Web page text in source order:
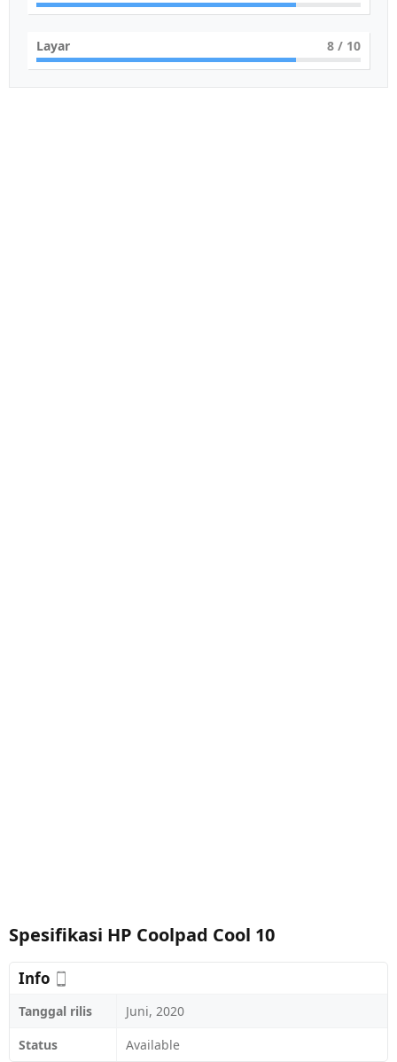
Layar 8 / 10
Spesifikasi HP Coolpad Cool 10
Info
Tanggal rilis
Juni, 2020
Status
Available